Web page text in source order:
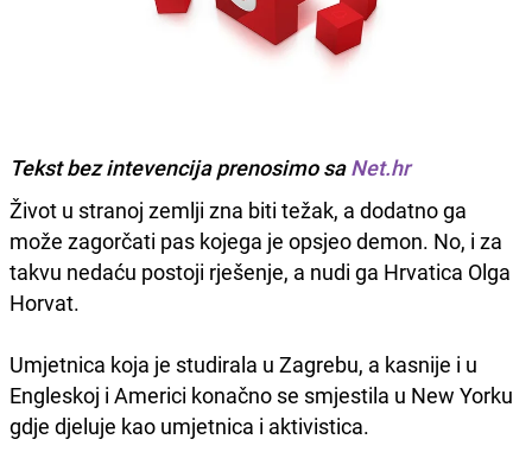
Tekst bez intevencija prenosimo saNet.hr
Život u stranoj zemlji zna biti težak, a dodatno ga
može zagorčati pas kojega je opsjeo demon. No, i za
takvu nedaću postoji rješenje, a nudi ga Hrvatica Olga
Horvat.
Umjetnica koja je studirala u Zagrebu, a kasnije i u
Engleskoj i Americi konačno se smjestila u New Yorku
gdje djeluje kao umjetnica i aktivistica.